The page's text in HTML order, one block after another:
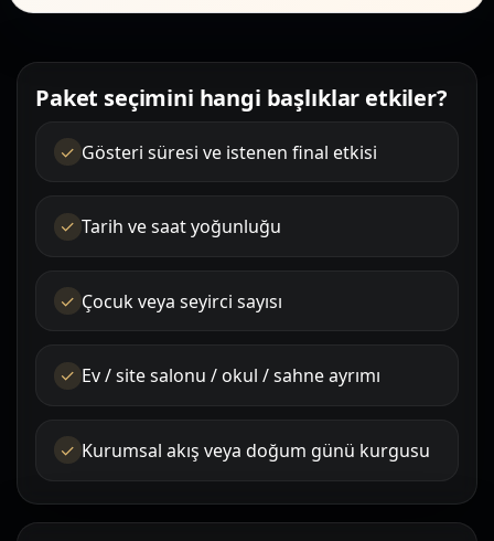
Paket seçimini hangi başlıklar etkiler?
Gösteri süresi ve istenen final etkisi
Tarih ve saat yoğunluğu
Çocuk veya seyirci sayısı
Ev / site salonu / okul / sahne ayrımı
Kurumsal akış veya doğum günü kurgusu